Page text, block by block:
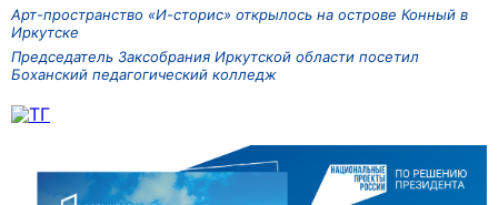
Арт-пространство «И-сторис» открылось на острове Конный в
Иркутске
Председатель Заксобрания Иркутской области посетил
Боханский педагогический колледж